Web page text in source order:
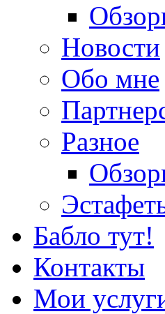
Новости
Обо мне
Разное
Бабло тут!
Контакты
Мои